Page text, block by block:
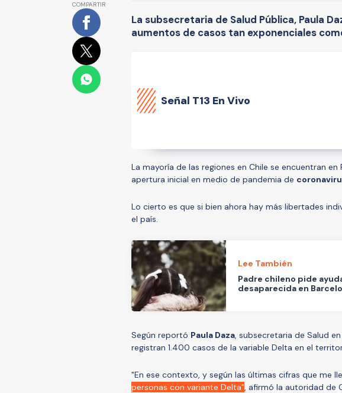
COMPARTIR
La subsecretaria de Salud Pública, Paula
aumentos de casos tan exponenciales
Señal T13 En Vivo
La mayoría de las regiones en Chile se encuentran
apertura inicial en medio de pandemia de
Lo cierto es que si bien ahora hay más libertades
el país.
Lee También
Padre chileno pide
desaparecida en
Según reportó Paula Daza, subsecretaria de Salud
registran 1.400 casos de la variable Delta en el
"En ese contexto, y según las últimas cifras que me
personas con variante Delta", afirmó la autoridad de